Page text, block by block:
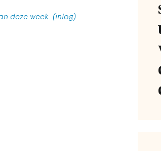
deze week. (inlog)